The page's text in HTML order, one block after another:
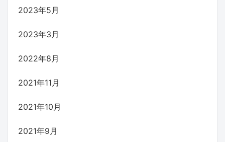
2023年5月
2023年3月
2022年8月
2021年11月
2021年10月
2021年9月